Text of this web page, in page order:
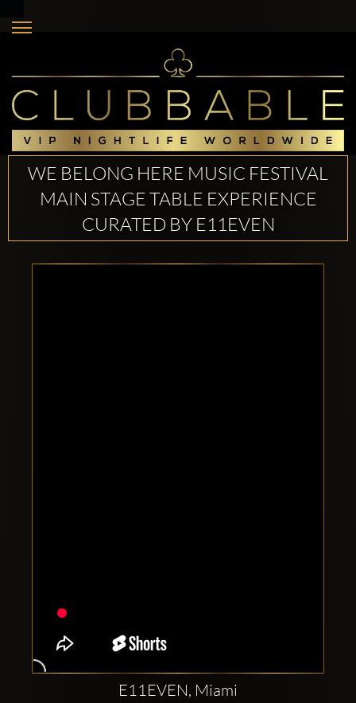
konton
WE BELONG HERE MUSIC FESTIVAL
MAIN STAGE TABLE EXPERIENCE
CURATED BY E11EVEN
E11EVEN, Miami